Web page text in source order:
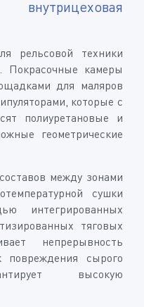
рельсовой техники
Покрасочные камеры
для маляров
которые с
полиуретановые и
геометрические
между зонами
сушки
интегрированных
тяговых
непрерывность
повреждения сырого
высокую